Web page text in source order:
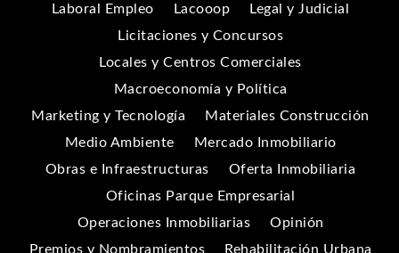
Laboral Empleo
Lacooop
Legal y Judicial
Licitaciones y Concursos
Locales y Centros Comerciales
Macroeconomía y Política
Marketing y Tecnología
Materiales Construcción
Medio Ambiente
Mercado Inmobiliario
Obras e Infraestructuras
Oferta Inmobiliaria
Oficinas Parque Empresarial
Operaciones Inmobiliarias
Opinión
Premios y Nombramientos
Rehabilitación Urbana